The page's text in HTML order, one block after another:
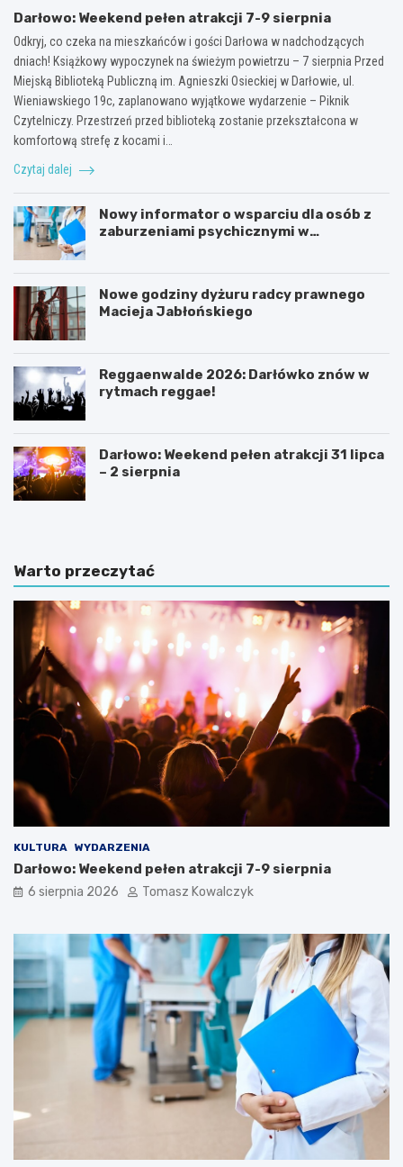
Darłowo: Weekend pełen atrakcji 7-9 sierpnia
Odkryj, co czeka na mieszkańców i gości Darłowa w nadchodzących
dniach! Książkowy wypoczynek na świeżym powietrzu – 7 sierpnia Przed
Miejską Biblioteką Publiczną im. Agnieszki Osieckiej w Darłowie, ul.
Wieniawskiego 19c, zaplanowano wyjątkowe wydarzenie – Piknik
Czytelniczy. Przestrzeń przed biblioteką zostanie przekształcona w
komfortową strefę z kocami i…
Czytaj dalej
Nowy informator o wsparciu dla osób z
zaburzeniami psychicznymi w
Nowe godziny dyżuru radcy prawnego
Macieja Jabłońskiego
Reggaenwalde 2026: Darłówko znów w
rytmach reggae!
Darłowo: Weekend pełen atrakcji 31 lipca
– 2 sierpnia
Warto przeczytać
KULTURA WYDARZENIA
Darłowo: Weekend pełen atrakcji 7-9 sierpnia
6 sierpnia 2026 Tomasz Kowalczyk